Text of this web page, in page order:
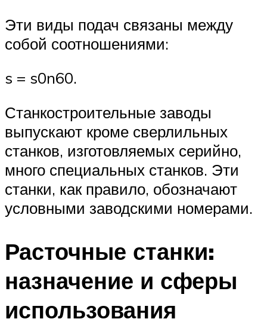
Эти виды подач связаны между
собой соотношениями:
s = s0n60.
Станкостроительные заводы
выпускают кроме сверлильных
станков, изготовляемых серийно,
много специальных станков. Эти
станки, как правило, обозначают
условными заводскими номерами.
Расточные станки:
назначение и сферы
использования